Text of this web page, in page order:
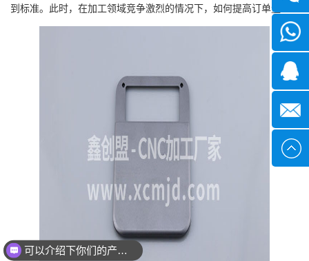
到标准。此时，在加工领域竞争激烈的情况下，如何提高订单量？
微信
可以介绍下你们的产品么？